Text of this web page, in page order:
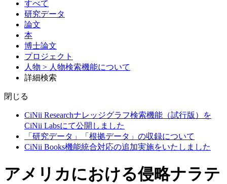
すべて
研究データ
論文
本
博士論文
プロジェクト
人物 > 人物検索機能について
詳細検索
閉じる
CiNii Researchナレッジグラフ検索機能（試行版）を
CiNii Labsにて公開しました
「研究データ」「根拠データ」の収録について
CiNii Books機能統合対応の追加実施をいたしました
アメリカにおける侵略ナラテ